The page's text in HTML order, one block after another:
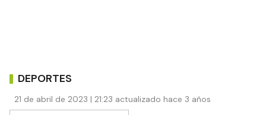
DEPORTES
21 de abril de 2023 | 21:23 actualizado hace 3 años